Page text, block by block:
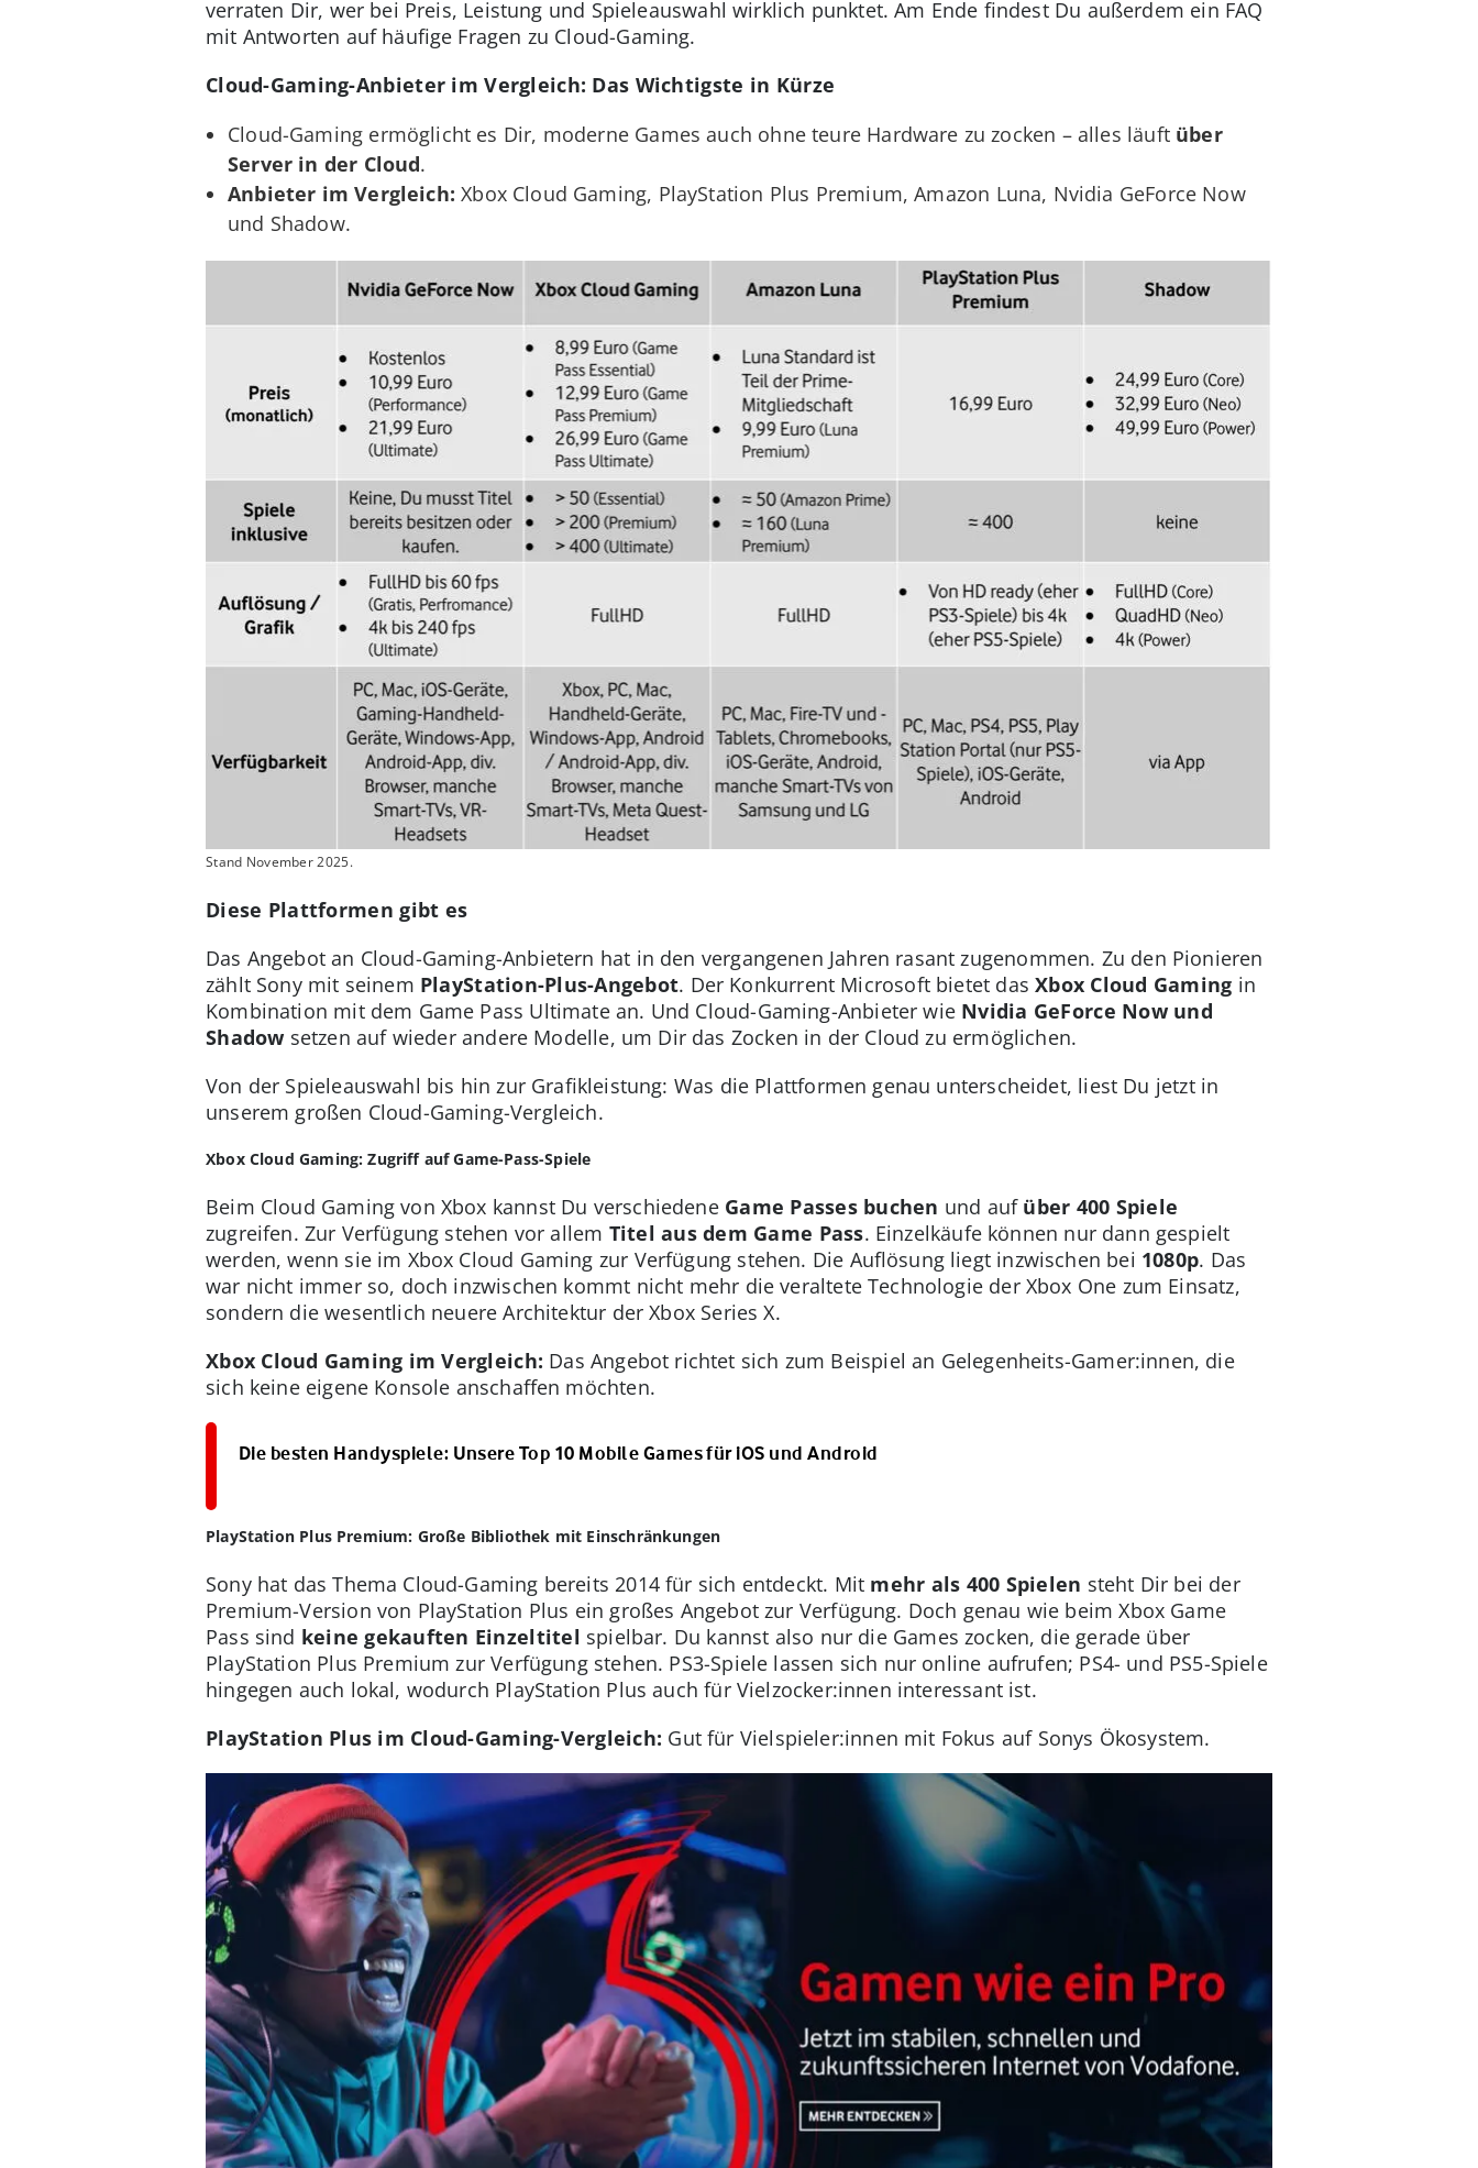
verraten Dir, wer bei Preis, Leistung und Spieleauswahl wirklich punktet. Am Ende findest Du außerdem ein FAQ
mit Antworten auf häufige Fragen zu Cloud-Gaming.
Cloud-Gaming-Anbieter im Vergleich: Das Wichtigste in Kürze
Cloud-Gaming ermöglicht es Dir, moderne Games auch ohne teure Hardware zu zocken – alles läuft über
Server in der Cloud.
Anbieter im Vergleich: Xbox Cloud Gaming, PlayStation Plus Premium, Amazon Luna, Nvidia GeForce Now
und Shadow.
Stand November 2025.
Diese Plattformen gibt es
Das Angebot an Cloud-Gaming-Anbietern hat in den vergangenen Jahren rasant zugenommen. Zu den Pionieren
zählt Sony mit seinem PlayStation-Plus-Angebot. Der Konkurrent Microsoft bietet dasXbox Cloud Gaming in
Kombination mit dem Game Pass Ultimate an. Und Cloud-Gaming-Anbieter wie Nvidia GeForce Now und
Shadow setzen auf wieder andere Modelle, um Dir das Zocken in der Cloud zu ermöglichen.
Von der Spieleauswahl bis hin zur Grafikleistung: Was die Plattformen genau unterscheidet, liest Du jetzt in
unserem großen Cloud-Gaming-Vergleich.
Xbox Cloud Gaming: Zugriff auf Game-Pass-Spiele
Beim Cloud Gaming von Xbox kannst Du verschiedene Game Passes buchen und auf über 400 Spiele
zugreifen. Zur Verfügung stehen vor allem Titel aus dem Game Pass. Einzelkäufe können nur dann gespielt
werden, wenn sie im Xbox Cloud Gaming zur Verfügung stehen. Die Auflösung liegt inzwischen bei 1080p. Das
war nicht immer so, doch inzwischen kommt nicht mehr die veraltete Technologie der Xbox One zum Einsatz,
sondern die wesentlich neuere Architektur der Xbox Series X.
Xbox Cloud Gaming im Vergleich: Das Angebot richtet sich zum Beispiel an Gelegenheits-Gamer:innen, die
sich keine eigene Konsole anschaffen möchten.
Die besten Handyspiele: Unsere Top 10 Mobile Games für iOS und Android
PlayStation Plus Premium: Große Bibliothek mit Einschränkungen
Sony hat das Thema Cloud-Gaming bereits 2014 für sich entdeckt. Mit mehr als 400 Spielen steht Dir bei der
Premium-Version von PlayStation Plus ein großes Angebot zur Verfügung. Doch genau wie beim Xbox Game
Pass sind keine gekauften Einzeltitel spielbar. Du kannst also nur die Games zocken, die gerade über
PlayStation Plus Premium zur Verfügung stehen. PS3-Spiele lassen sich nur online aufrufen; PS4- und PS5-Spiele
hingegen auch lokal, wodurch PlayStation Plus auch für Vielzocker:innen interessant ist.
PlayStation Plus im Cloud-Gaming-Vergleich: Gut für Vielspieler:innen mit Fokus auf Sonys Ökosystem.